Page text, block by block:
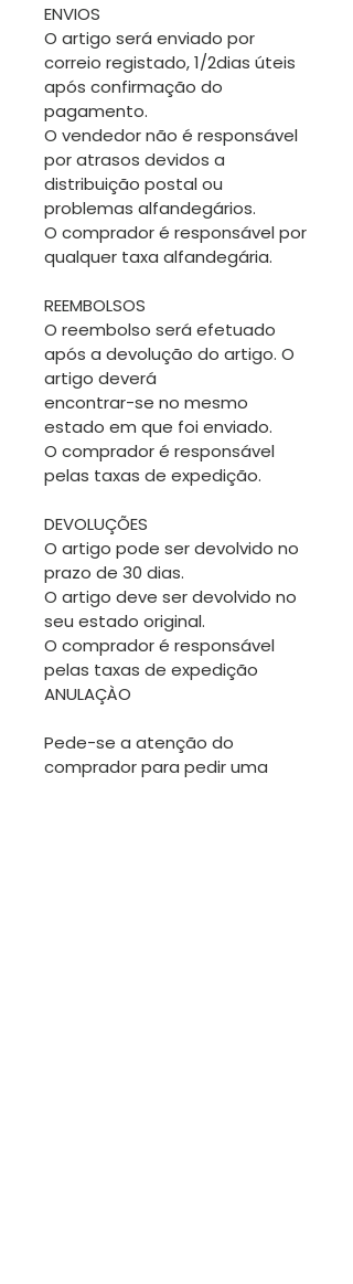
ENVIOS
O artigo será enviado por
correio registado, 1/2dias úteis
após confirmação do
pagamento.
O vendedor não é responsável
por atrasos devidos a
distribuição postal ou
problemas alfandegários.
O comprador é responsável por
qualquer taxa alfandegária.
REEMBOLSOS
O reembolso será efetuado
após a devolução do artigo. O
artigo deverá
encontrar-se no mesmo
estado em que foi enviado.
O comprador é responsável
pelas taxas de expedição.
DEVOLUÇÕES
O artigo pode ser devolvido no
prazo de 30 dias.
O artigo deve ser devolvido no
seu estado original.
O comprador é responsável
pelas taxas de expedição
ANULAÇÀO
Pede-se a atenção do
comprador para pedir uma